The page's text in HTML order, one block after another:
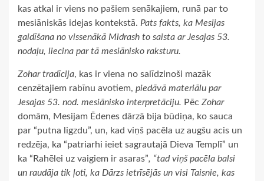
kas atkal ir viens no pašiem senākajiem, runā par to
mesiāniskās idejas kontekstā. Pats fakts, ka Mesijas
gaidīšana no vissenākā Midrash to saista ar Jesajas 53.
nodaļu, liecina par tā mesiānisko raksturu.
Zohar tradīcija, kas ir viena no salīdzinoši mazāk
cenzētajiem rabīnu avotiem, piedāvā materiālu par
Jesajas 53. nod. mesiānisko interpretāciju. Pēc Zohar
domām, Mesijam Ēdenes dārzā bija būdiņa, ko sauca
par “putna ligzdu”, un, kad viņš pacēla uz augšu acis un
redzēja, ka “patriarhi ieiet sagrautajā Dieva Templī” un
ka “Rahēlei uz vaigiem ir asaras”, “tad viņš pacēla balsi
un raudāja tik ļoti, ka Dārzs ietrīsējās un visi Taisnie, kas